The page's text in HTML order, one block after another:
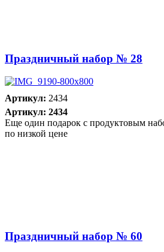
Праздничный набор № 28
Артикул: 2434
Артикул: 2434
Еще один подарок с продуктовым
по низкой цене
Праздничный набор № 60